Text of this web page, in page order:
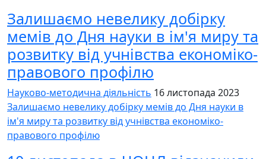
Залишаємо невелику добірку
мемів до Дня науки в ім'я миру та
розвитку від учнівства економіко-
правового профілю
Науково-методична діяльність 16 листопада 2023
Залишаємо невелику добірку мемів до Дня науки в
ім'я миру та розвитку від учнівства економіко-
правового профілю